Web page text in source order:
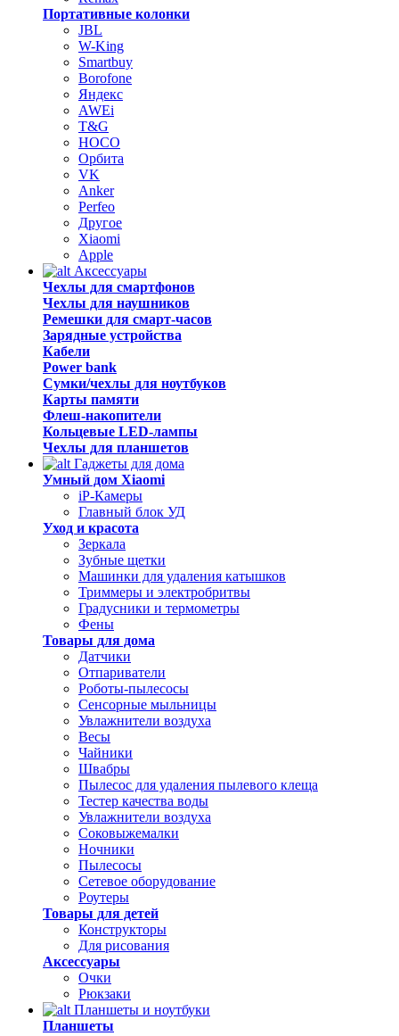
Портативные колонки
JBL
W-King
Smartbuy
Borofone
Яндекс
AWEi
T&G
HOCO
Орбита
VK
Anker
Perfeo
Другое
Xiaomi
Apple
Аксессуары
Чехлы для смартфонов
Чехлы для наушников
Ремешки для смарт-часов
Зарядные устройства
Кабели
Power bank
Сумки/чехлы для ноутбуков
Карты памяти
Флеш-накопители
Кольцевые LED-лампы
Чехлы для планшетов
Гаджеты для дома
Умный дом Xiaomi
iP-Камеры
Главный блок УД
Уход и красота
Зеркала
Зубные щетки
Машинки для удаления катышков
Триммеры и электробритвы
Градусники и термометры
Фены
Товары для дома
Датчики
Отпариватели
Роботы-пылесосы
Сенсорные мыльницы
Увлажнители воздуха
Весы
Чайники
Швабры
Пылесос для удаления пылевого клеща
Тестер качества воды
Увлажнители воздуха
Соковыжемалки
Ночники
Пылесосы
Сетевое оборудование
Роутеры
Товары для детей
Конструкторы
Для рисования
Аксессуары
Очки
Рюкзаки
Планшеты и ноутбуки
Планшеты